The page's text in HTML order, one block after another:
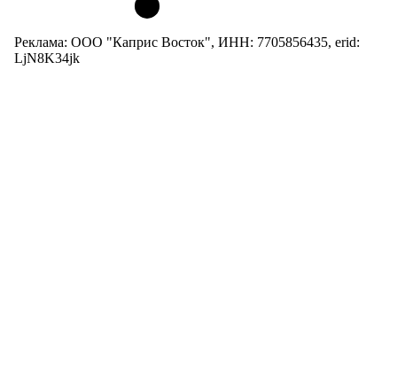
Реклама: ООО "Каприс Восток", ИНН: 7705856435, erid:
LjN8K34jk